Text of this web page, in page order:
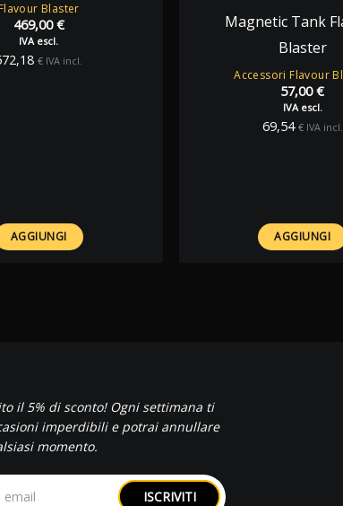
Flavour Blaster
469,00€
IVA escl.
€ IVA incl.
AGGIUNGI
Accessori Flavour
Magnetic Tank
Blaster
57,00€
IVA escl.
69,54 € IVA incl.
AGGIUNGI
il 5% di sconto! Ogni settimana ti
imperdibili e potrai annullare
momento.
ISCRIVITI